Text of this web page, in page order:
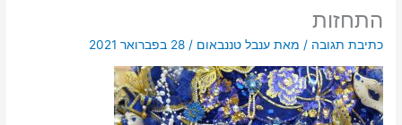
התחזות
כתיבת תגובה / מאתענבל טננבאום/28 בפברואר 2021